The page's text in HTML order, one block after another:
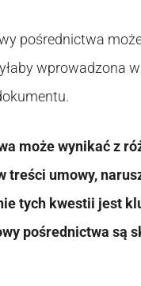
pośrednictwa
wprowadzona
może wynikać z
treści umowy,
tych kwestii jest
pośrednictwa są